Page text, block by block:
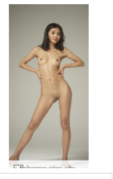
योलान्डा सुंदर और नंगी #19